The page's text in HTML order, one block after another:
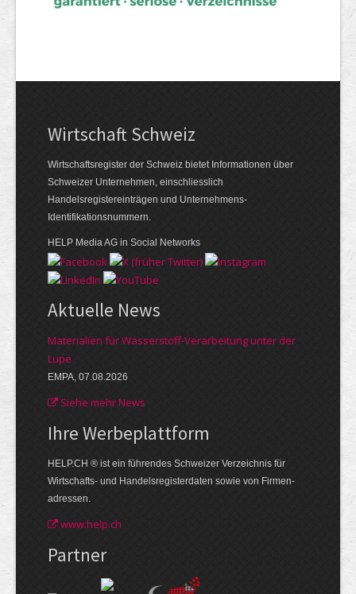
Wirtschaft Schweiz
Wirtschaftsregister der Schweiz bietet Informationen über
Schweizer Unternehmen, einschliesslich
Handelsregistereinträgen und Unternehmens-
Identifikationsnummern.
HELP Media AG in Social Networks
Aktuelle News
Materialien für Wasserstoff-Verarbeitung unter der
Lupe
EMPA, 07.08.2026
Siehe mehr News
Ihre Werbe­plattform
HELP.CH ® ist ein führendes Schweizer Verzeichnis für
Wirtschafts- und Handelsregisterdaten sowie von Firmen­
adressen.
www.help.ch
Partner